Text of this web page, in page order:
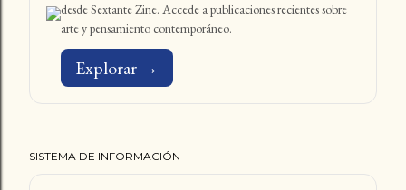
desde Sextante Zine. Accede a publicaciones recientes sobre
arte y pensamiento contemporáneo.
Explorar →
SISTEMA DE INFORMACIÓN